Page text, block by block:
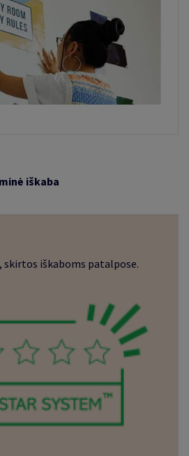
iškaba
skirtos iškaboms patalpose.